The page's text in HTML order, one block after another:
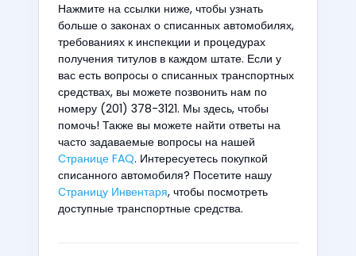
Нажмите на ссылки ниже, чтобы узнать
больше о законах о списанных автомобилях,
требованиях к инспекции и процедурах
получения титулов в каждом штате. Если у
вас есть вопросы о списанных транспортных
средствах, вы можете позвонить нам по
номеру (201) 378-3121. Мы здесь, чтобы
помочь! Также вы можете найти ответы на
часто задаваемые вопросы на нашей
Странице FAQ. Интересуетесь покупкой
списанного автомобиля? Посетите нашу
Страницу Инвентаря, чтобы посмотреть
доступные транспортные средства.